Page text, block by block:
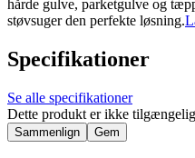
hårde gulve, parketgulve og
støvsuger den perfekte løsning.
Specifikationer
Se alle specifikationer
Dette produkt er ikke
Sammenlign Gem